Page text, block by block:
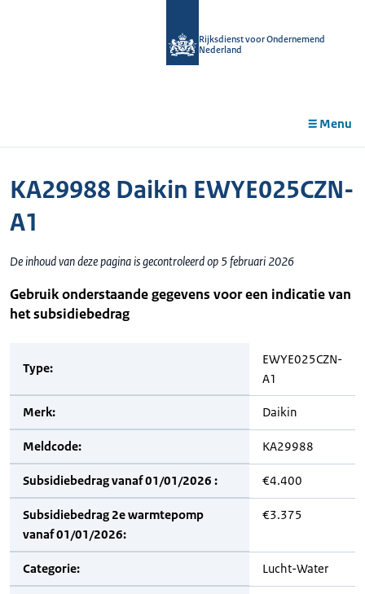
Rijksdienst voor Ondernemend
Nederland
Menu
KA29988 Daikin EWYE025CZN-
A1
De inhoud van deze pagina is gecontroleerd op 5 februari 2026
Gebruik onderstaande gegevens voor een indicatie van
het subsidiebedrag
Type:
EWYE025CZN-
A1
Merk: Daikin
Meldcode: KA29988
Subsidiebedrag vanaf 01/01/2026 : €4.400
Subsidiebedrag 2e warmtepomp
vanaf 01/01/2026:
€3.375
Categorie: Lucht-Water